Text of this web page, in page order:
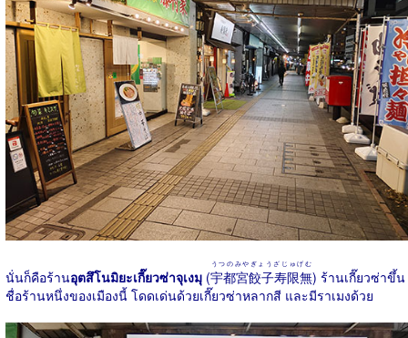
นั่นก็คือร้านอุตสึโนมิยะเกี๊ยวซ่าจุเงมุ (宇都宮餃子寿限無
うつのみやぎょうざじゅげむ
) ร้านเกี๊ยวซ่าขึ้น
ชื่อร้านหนึ่งของเมืองนี้ โดดเด่นด้วยเกี๊ยวซ่าหลากสี และมีราเมงด้วย